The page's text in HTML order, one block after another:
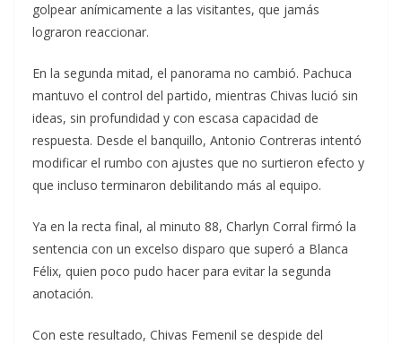
golpear anímicamente a las visitantes, que jamás
lograron reaccionar.
En la segunda mitad, el panorama no cambió. Pachuca
mantuvo el control del partido, mientras Chivas lució sin
ideas, sin profundidad y con escasa capacidad de
respuesta. Desde el banquillo, Antonio Contreras intentó
modificar el rumbo con ajustes que no surtieron efecto y
que incluso terminaron debilitando más al equipo.
Ya en la recta final, al minuto 88, Charlyn Corral firmó la
sentencia con un excelso disparo que superó a Blanca
Félix, quien poco pudo hacer para evitar la segunda
anotación.
Con este resultado, Chivas Femenil se despide del